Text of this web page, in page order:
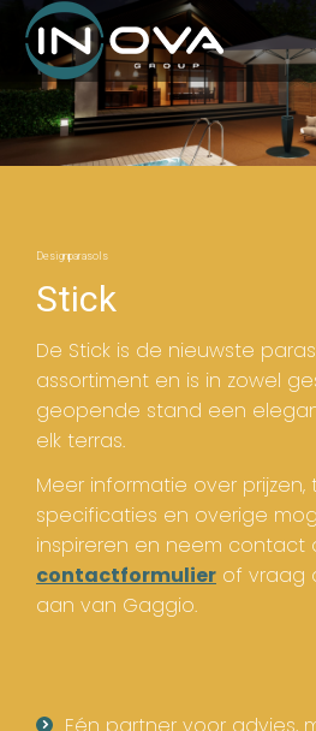
Designparasols
Stick
De Stick is de nieuwste
assortiment en is in zowel
geopende stand een
elk terras.
Meer informatie over prijzen,
specificaties en overige
inspireren en neem contact
contactformulier of vraag
aan van Gaggio.